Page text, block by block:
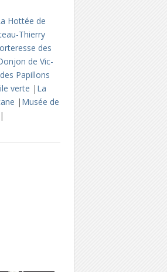
Hottée de
Thierry
des
de Vic-
Papillons
verte | La
| Musée de
|